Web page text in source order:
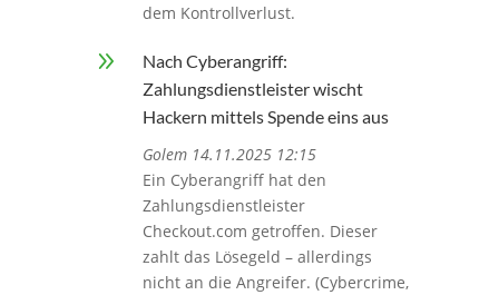
dem Kontrollverlust.
9
Nach Cyberangriff:
Zahlungsdienstleister wischt
Hackern mittels Spende eins aus
Golem 14.11.2025 12:15
Ein Cyberangriff hat den
Zahlungsdienstleister
Checkout.com getroffen. Dieser
zahlt das Lösegeld – allerdings
nicht an die Angreifer. (Cybercrime,